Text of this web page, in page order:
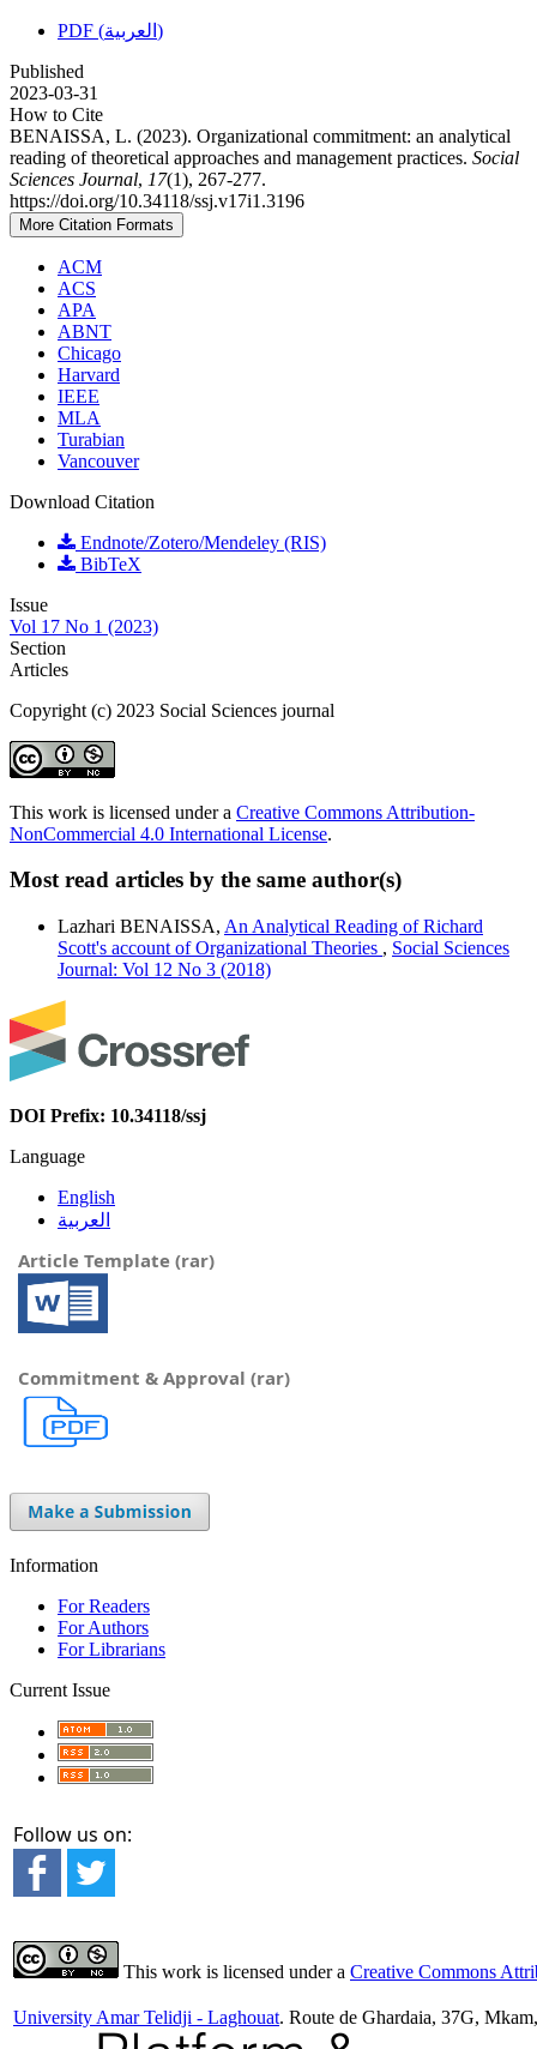
PDF (العربية)
Published
2023-03-31
How to Cite
BENAISSA, L. (2023). Organizational commitment: an analytical
reading of theoretical approaches and management practices. Social
Sciences Journal, 17(1), 267-277.
https://doi.org/10.34118/ssj.v17i1.3196
More Citation Formats
ACM
ACS
APA
ABNT
Chicago
Harvard
IEEE
MLA
Turabian
Vancouver
Download Citation
Endnote/Zotero/Mendeley (RIS)
BibTeX
Issue
Vol 17 No 1 (2023)
Section
Articles
Copyright (c) 2023 Social Sciences journal
This work is licensed under a Creative Commons Attribution-
NonCommercial 4.0 International License.
Most read articles by the same author(s)
Lazhari BENAISSA, An Analytical Reading of Richard
Scott's account of Organizational Theories , Social Sciences
Journal: Vol 12 No 3 (2018)
DOI Prefix: 10.34118/ssj
Language
English
العربية
Article Template (rar)
Commitment & Approval (rar)
Information
For Readers
For Authors
For Librarians
Current Issue
Follow us on:
This work is licensed under a Creative Commons
University Amar Telidji - Laghouat. Route de Ghardaia, 37G,